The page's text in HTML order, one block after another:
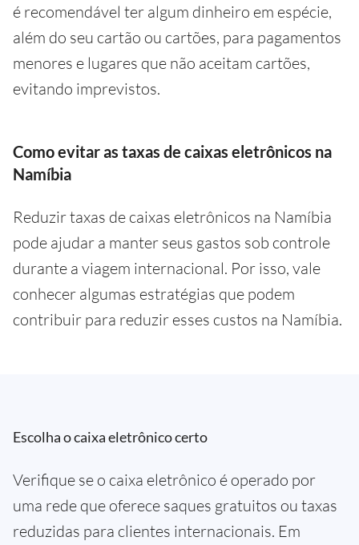
é recomendável ter algum dinheiro em espécie,
além do seu cartão ou cartões, para pagamentos
menores e lugares que não aceitam cartões,
evitando imprevistos.
Como evitar as taxas de caixas eletrônicos na
Namíbia
Reduzir taxas de caixas eletrônicos na Namíbia
pode ajudar a manter seus gastos sob controle
durante a viagem internacional. Por isso, vale
conhecer algumas estratégias que podem
contribuir para reduzir esses custos na Namíbia.
Escolha o caixa eletrônico certo
Verifique se o caixa eletrônico é operado por
uma rede que oferece saques gratuitos ou taxas
reduzidas para clientes internacionais. Em